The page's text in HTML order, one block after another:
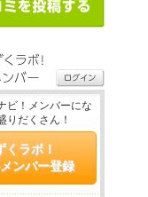
ビ！メンバーにな
りだくさん！
くラボ！
ンバー登録